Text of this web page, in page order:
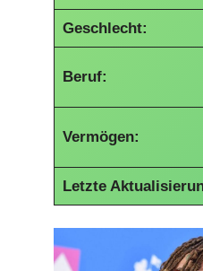
Geschlecht:
Beruf:
Vermögen:
Letzte